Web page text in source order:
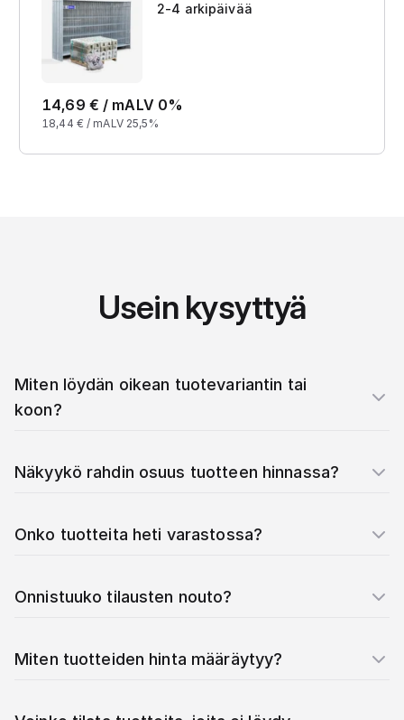
2-4 arkipäivää
14,69 € / mALV 0%
18,44 € / mALV 25,5%
Usein kysyttyä
Miten löydän oikean tuotevariantin tai
koon?
Näkyykö rahdin osuus tuotteen hinnassa?
Onko tuotteita heti varastossa?
Onnistuuko tilausten nouto?
Miten tuotteiden hinta määräytyy?